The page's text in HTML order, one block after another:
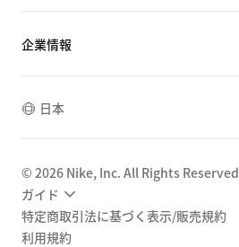
企業情報
日本
© 2026 Nike, Inc. All Rights Reserved
ガイド
特定商取引法に基づく表示/販売規約
利用規約